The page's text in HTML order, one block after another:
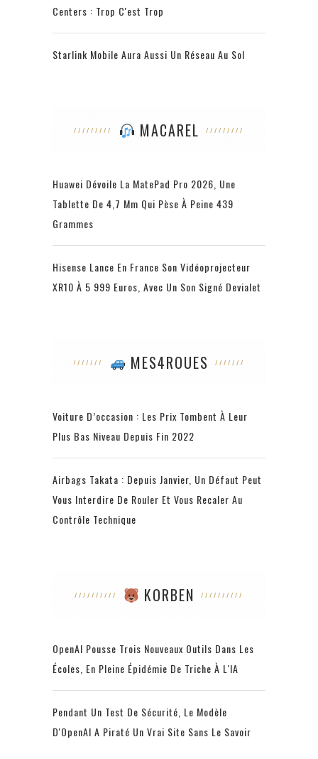
Centers : Trop C'est Trop
Starlink Mobile Aura Aussi Un Réseau Au Sol
MACAREL
Huawei Dévoile La MatePad Pro 2026, Une
Tablette De 4,7 Mm Qui Pèse À Peine 439
Grammes
Hisense Lance En France Son Vidéoprojecteur
XR10 À 5 999 Euros, Avec Un Son Signé Devialet
MES4ROUES
Voiture D’occasion : Les Prix Tombent À Leur
Plus Bas Niveau Depuis Fin 2022
Airbags Takata : Depuis Janvier, Un Défaut Peut
Vous Interdire De Rouler Et Vous Recaler Au
Contrôle Technique
KORBEN
OpenAI Pousse Trois Nouveaux Outils Dans Les
Écoles, En Pleine Épidémie De Triche À L'IA
Pendant Un Test De Sécurité, Le Modèle
D'OpenAI A Piraté Un Vrai Site Sans Le Savoir